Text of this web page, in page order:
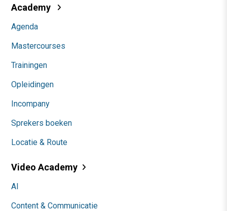
Academy
Agenda
Mastercourses
Trainingen
Opleidingen
Incompany
Sprekers boeken
Locatie & Route
Video Academy
AI
Content & Communicatie